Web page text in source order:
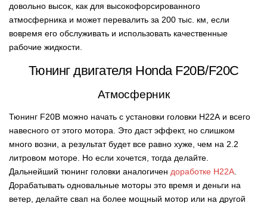
довольно высок, как для высокофорсированного
атмосферника и может перевалить за 200 тыс. км, если
вовремя его обслуживать и использовать качественные
рабочие жидкости.
Тюнинг двигателя Honda F20B/F20C
Атмосферник
Тюнинг F20B можно начать с установки головки Н22А и всего
навесного от этого мотора. Это даст эффект, но слишком
много возни, а результат будет все равно хуже, чем на 2.2
литровом моторе. Но если хочется, тогда делайте.
Дальнейший тюнинг головки аналогичен доработке Н22А.
Дорабатывать одновальные моторы это время и деньги на
ветер, делайте свап на более мощный мотор или на другой